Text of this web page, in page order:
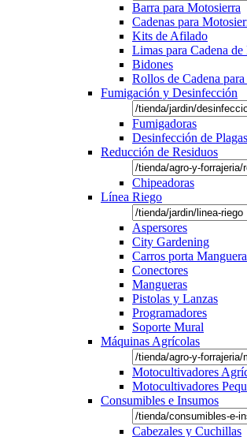
Barra para Motosierra
Cadenas para
Kits de Afilado
Limas para Cadena
Bidones
Rollos de Cadena
Fumigación y Desinfección
Fumigadoras
Desinfección de Plagas
Reducción de Residuos
Chipeadoras
Línea Riego
Aspersores
City Gardening
Carros porta
Conectores
Mangueras
Pistolas y Lanzas
Programadores
Soporte Mural
Máquinas Agrícolas
Motocultivadores
Motocultivadores
Consumibles e Insumos
Cabezales y Cuchillas